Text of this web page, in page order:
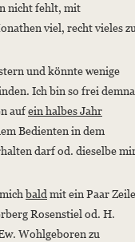
nicht fehlt, mit
viel, recht vieles
und könnte wenige
Ich bin so frei
aufein halbes Jahr
Bedienten in dem
darf od. dieselbe
baldmit ein Paar
Rosenstiel od. H.
Wohlgeboren zu